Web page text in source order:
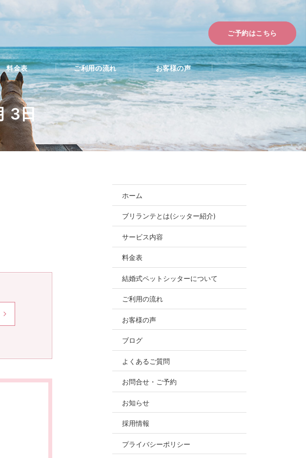
3日
お問合せ・ご予約
ホーム
ブリランテとは(シッター紹介)
サービス内容
料金表
結婚式ペットシッターについて
ご利用の流れ
お客様の声
ブログ
よくあるご質問
お問合せ・ご予約
お知らせ
採用情報
プライバシーポリシー
ご予約はこちら
料金表 ご利用の流れ お客様の声